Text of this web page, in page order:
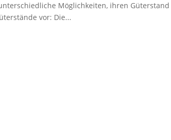
Möglichkeiten, ihren Güterstand
vor: Die...